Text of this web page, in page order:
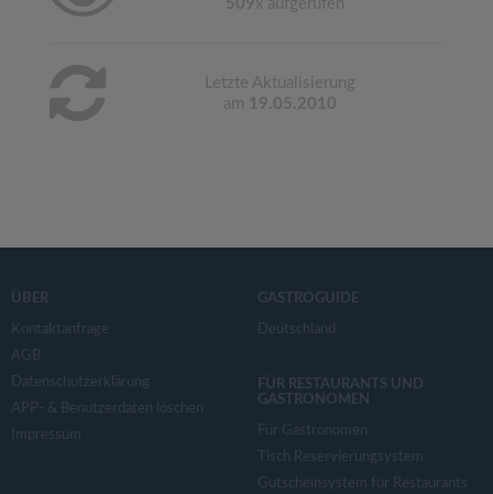
509x aufgerufen
Letzte Aktualisierung
am 19.05.2010
ÜBER
Kontaktanfrage
AGB
Datenschutzerklärung
APP- & Benutzerdaten löschen
Impressum
GASTROGUIDE
Deutschland
FÜR RESTAURANTS UND
GASTRONOMEN
Für Gastronomen
Tisch Reservierungsystem
Gutscheinsystem für Restaurants